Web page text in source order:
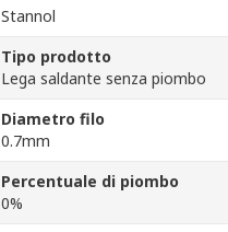
Stannol
Tipo prodotto
Lega saldante senza piombo
Diametro filo
0.7mm
Percentuale di piombo
0%